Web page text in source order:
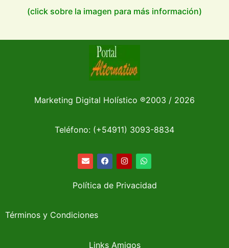
(click sobre la imagen para más información)
Marketing Digital Holístico ®2003 / 2026
Teléfono: (+54911) 3093-8834
Política de Privacidad
Términos y Condiciones
Links Amigos